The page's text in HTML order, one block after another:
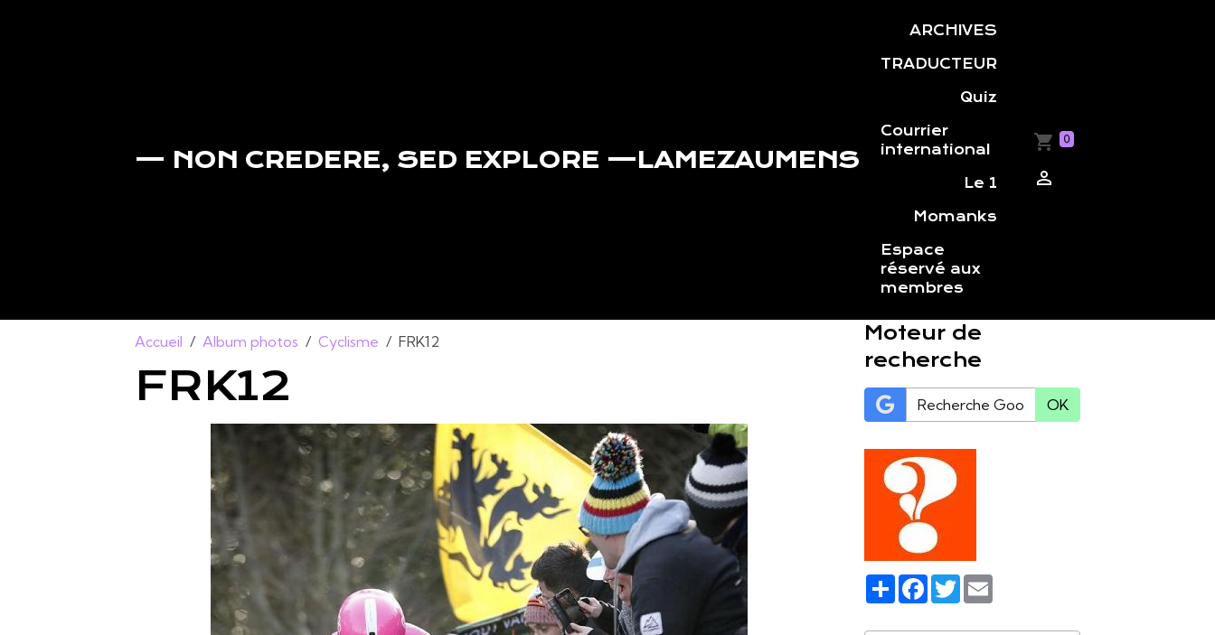
— NON CREDERE, SED EXPLORE —LAMEZAUMENS
ARCHIVES
TRADUCTEUR
Quiz
Courrier
international
Le 1
Momanks
Espace
réservé aux
membres
0
Accueil Album photos Cyclisme FRK12
FRK12
Moteur de
recherche
OK
PartagerFacebook
TwitterEmail